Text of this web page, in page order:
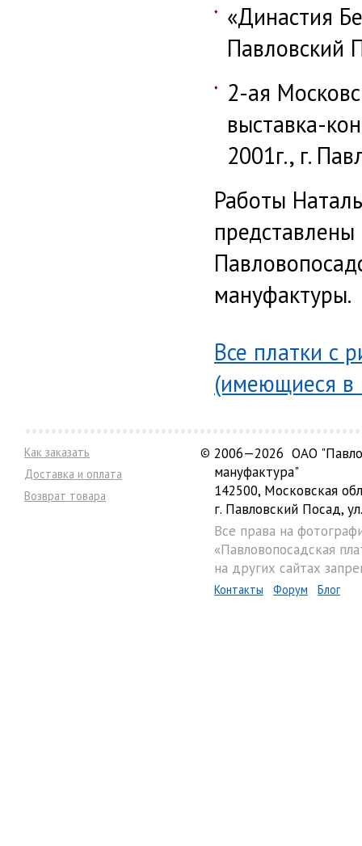
«Династия
Павловский
2-ая
выставка-
2001г., г.
Работы
мануфактуры.
Все платки с
(имеющиеся в
Как заказать
Доставка и оплата
Возврат товара
© 2006—2026 ОАО
мануфактура"
142500, Московская
г. Павловский Посад,
Все права на
«Павловопосадская
на других сайтах
Контакты Форум Блог